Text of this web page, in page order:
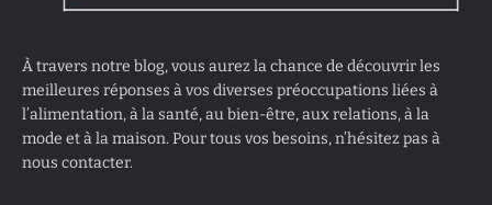
À travers notre blog, vous aurez la chance de découvrir les
meilleures réponses à vos diverses préoccupations liées à
l’alimentation, à la santé, au bien-être, aux relations, à la
mode et à la maison. Pour tous vos besoins, n’hésitez pas à
nous contacter.